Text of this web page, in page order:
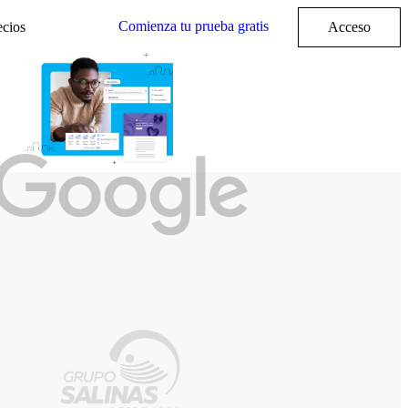
Comienza tu prueba gratis Acceso